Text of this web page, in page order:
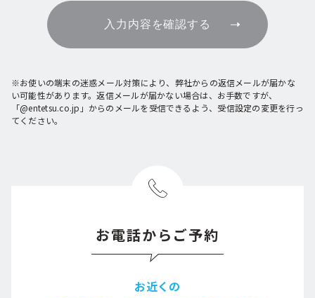
入力内容を確認する
※お使いの端末の迷惑メール対策により、弊社からの返信メールが届かな
い可能性があります。返信メールが届かない場合は、お手数ですが、
「@entetsu.co.jp」からのメールを受信できるよう、受信設定の変更を行っ
てください。
お電話からご予約
お近くの